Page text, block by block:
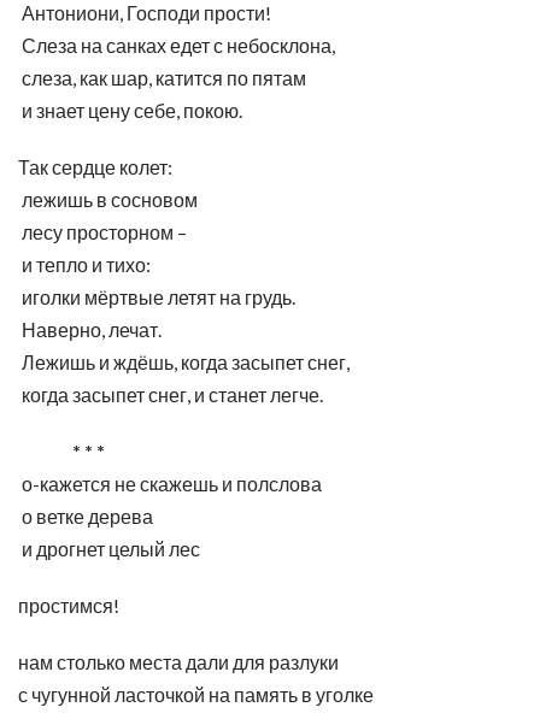
Антониони, Господи прости!
Слеза на санках едет с небосклона,
слеза, как шар, катится по пятам
и знает цену себе, покою.
Так сердце колет:
лежишь в сосновом
лесу просторном –
и тепло и тихо:
иголки мёртвые летят на грудь.
Наверно, лечат.
Лежишь и ждёшь, когда засыпет снег,
когда засыпет снег, и станет легче.
* * *
о-кажется не скажешь и полслова
о ветке дерева
и дрогнет целый лес
простимся!
нам столько места дали для разлуки
с чугунной ласточкой на память в уголке